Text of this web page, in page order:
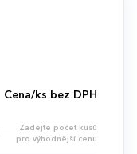
Cena/ks bez DPH
Zadejte počet kusů
pro výhodnější cenu